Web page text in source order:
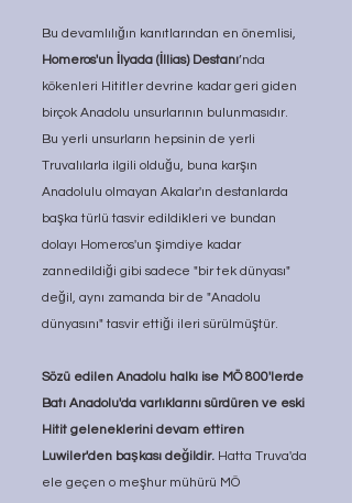
Bu devamlılığın kanıtlarından en önemlisi,
Homeros'un İlyada (İllias) Destanı’nda
kökenleri Hititler devrine kadar geri giden
birçok Anadolu unsurlarının bulunmasıdır.
Bu yerli unsurların hepsinin de yerli
Truvalılarla ilgili olduğu, buna karşın
Anadolulu olmayan Akalar'ın destanlarda
başka türlü tasvir edildikleri ve bundan
dolayı Homeros'un şimdiye kadar
zannedildiği gibi sadece "bir tek dünyası"
değil, aynı zamanda bir de "Anadolu
dünyasını" tasvir ettiği ileri sürülmüştür.
Sözü edilen Anadolu halkı ise MÖ 800'lerde
Batı Anadolu'da varlıklarını sürdüren ve eski
Hitit geleneklerini devam ettiren
Luwiler'den başkası değildir. Hatta Truva'da
ele geçen o meşhur mühürü MÖ